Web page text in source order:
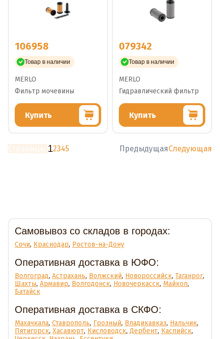
106958
Товар в наличии
MERLO
Фильтр мочевины
Купить
079342
Товар в наличии
MERLO
Гидравлический фильтр
Купить
12345 ПредыдущаяСледующая
Самовывоз со складов в городах:
Сочи, Краснодар, Ростов-на-Дону
Оперативная доставка в ЮФО:
Волгоград, Астрахань, Волжский, Новороссийск, Таганрог,
Шахты, Армавир, Волгодонск, Новочеркасск, Майкоп,
Батайск
Оперативная доставка в СКФО:
Махачкала, Ставрополь, Грозный, Владикавказ, Нальчик,
Пятигорск, Хасавюрт, Кисловодск, Дербент, Каспийск,